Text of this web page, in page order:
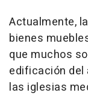
Actualmente,
bienes
que muchos
edificación del
las iglesias